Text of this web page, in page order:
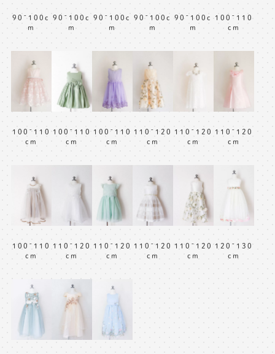
90~100c
m
90~100c
m
90~100c
m
90~100c
m
90~100c
m
100~110
cm
100~110
cm
100~110
cm
100~110
cm
110~120
cm
110~120
cm
110~120
cm
100~110
cm
110~120
cm
110~120
cm
110~120
cm
110~120
cm
120~130
cm